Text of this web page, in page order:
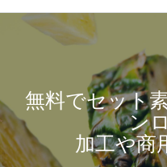
無料でセット
ン
加工や商